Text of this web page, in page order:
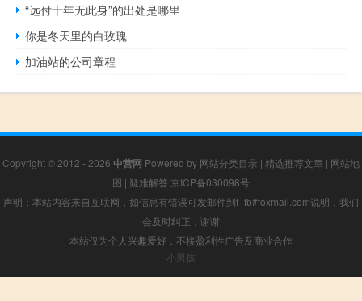
“远付十年无此身”的出处是哪里
你是冬天里的白玫瑰
加油站的公司章程
Copyright © 2012 - 2026 中营网 Powered by 网站分类目录 | 精选推荐文章 | 网站地
图 | 疑难解答 京ICP备030098号
声明：本站内容来自互联网，如信息有错误可发邮件到f_fb#foxmail.com说明，我们
会及时纠正，谢谢
本站仅为个人兴趣爱好，不接盈利性广告及商业合作
小男孩